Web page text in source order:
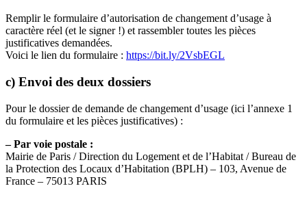
Remplir le formulaire d’autorisation de changement d’usage à
caractère réel (et le signer !) et rassembler toutes les pièces
justificatives demandées.
Voici le lien du formulaire : https://bit.ly/2VsbEGL
c) Envoi des deux dossiers
Pour le dossier de demande de changement d’usage (ici l’annexe 1
du formulaire et les pièces justificatives) :
– Par voie postale :
Mairie de Paris / Direction du Logement et de l’Habitat / Bureau de
la Protection des Locaux d’Habitation (BPLH) – 103, Avenue de
France – 75013 PARIS